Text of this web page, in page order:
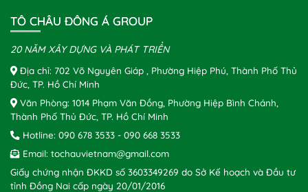
TÔ CHÂU ĐÔNG Á GROUP
20 NĂM XÂY DỰNG VÀ PHÁT TRIỂN
Địa chỉ: 702 Võ Nguyên Giáp , Phường Hiệp Phú, Thành Phố Thủ
Đức, TP. Hồ Chí Minh
Văn Phòng: 1014 Phạm Văn Đồng, Phường Hiệp Bình Chánh,
Thành Phố Thủ Đức, TP. Hồ Chí Minh
Hotline: 090 678 3533 - 090 668 3533
Email: tochauvietnam@gmail.com
Giấy chứng nhận ĐKKD số 3603349269 do Sở Kế hoạch và Đầu tư
tỉnh Đồng Nai cấp ngày 20/01/2016